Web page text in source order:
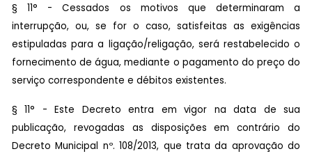
§ 11° - Cessados os motivos que determinaram a
interrupção, ou, se for o caso, satisfeitas as exigências
estipuladas para a ligação/religação, será restabelecido o
fornecimento de água, mediante o pagamento do preço do
serviço correspondente e débitos existentes.
§ 11° - Este Decreto entra em vigor na data de sua
publicação, revogadas as disposições em contrário do
Decreto Municipal nº. 108/2013, que trata da aprovação do